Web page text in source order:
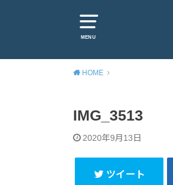
MENU
HOME
IMG_3513
2020年9月13日
ツイート